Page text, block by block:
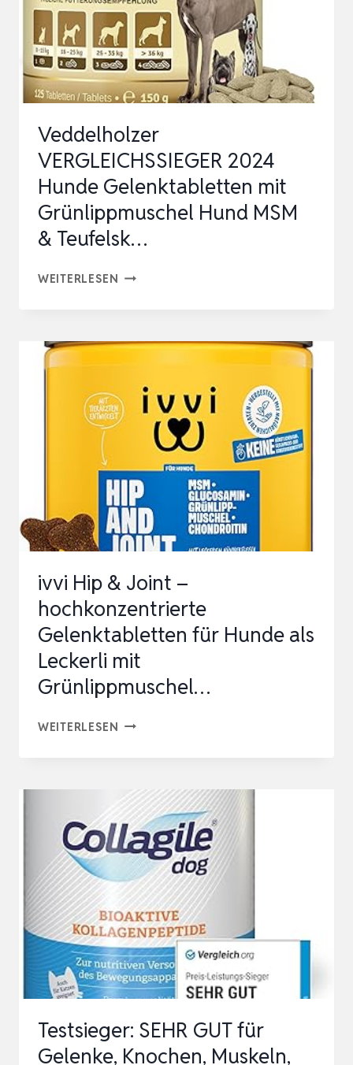
MSM
&
TEUFELSK…
Veddelholzer
VERGLEICHSSIEGER 2024
Hunde Gelenktabletten mit
Grünlippmuschel Hund MSM
& Teufelsk…
WEITERLESEN VEDDELHOLZER
HUNDE
MIT
GRÜNLIPPMUSCHEL
HUND
MSM
TEUFELSK…
ivvi Hip & Joint –
hochkonzentrierte
Gelenktabletten für Hunde als
Leckerli mit
Grünlippmuschel…
WEITERLESEN IVVI
JOINT
–
HOCHKONZENTRIERTE
GELENKTABLETTEN
FÜR
HUNDE
ALS
LECKERLI
MIT
Testsieger: SEHR GUT für
Gelenke, Knochen, Muskeln,